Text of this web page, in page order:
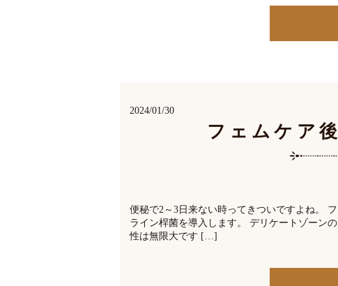
2024/01/30
フェムケア
便秘で2～3日来ない時ってきついですよね。
ライン桿菌を導入します。 デリケートゾーン
性は無限大です […]